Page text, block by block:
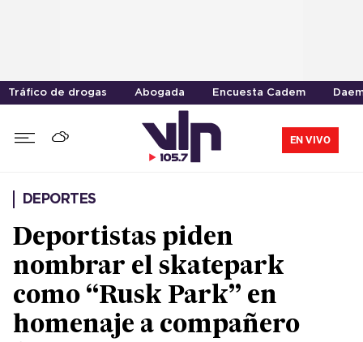
Tráfico de drogas Abogada Encuesta Cadem
EN VIVO
DEPORTES
Deportistas piden
nombrar el skatepark
como “Rusk Park” en
homenaje a compañero